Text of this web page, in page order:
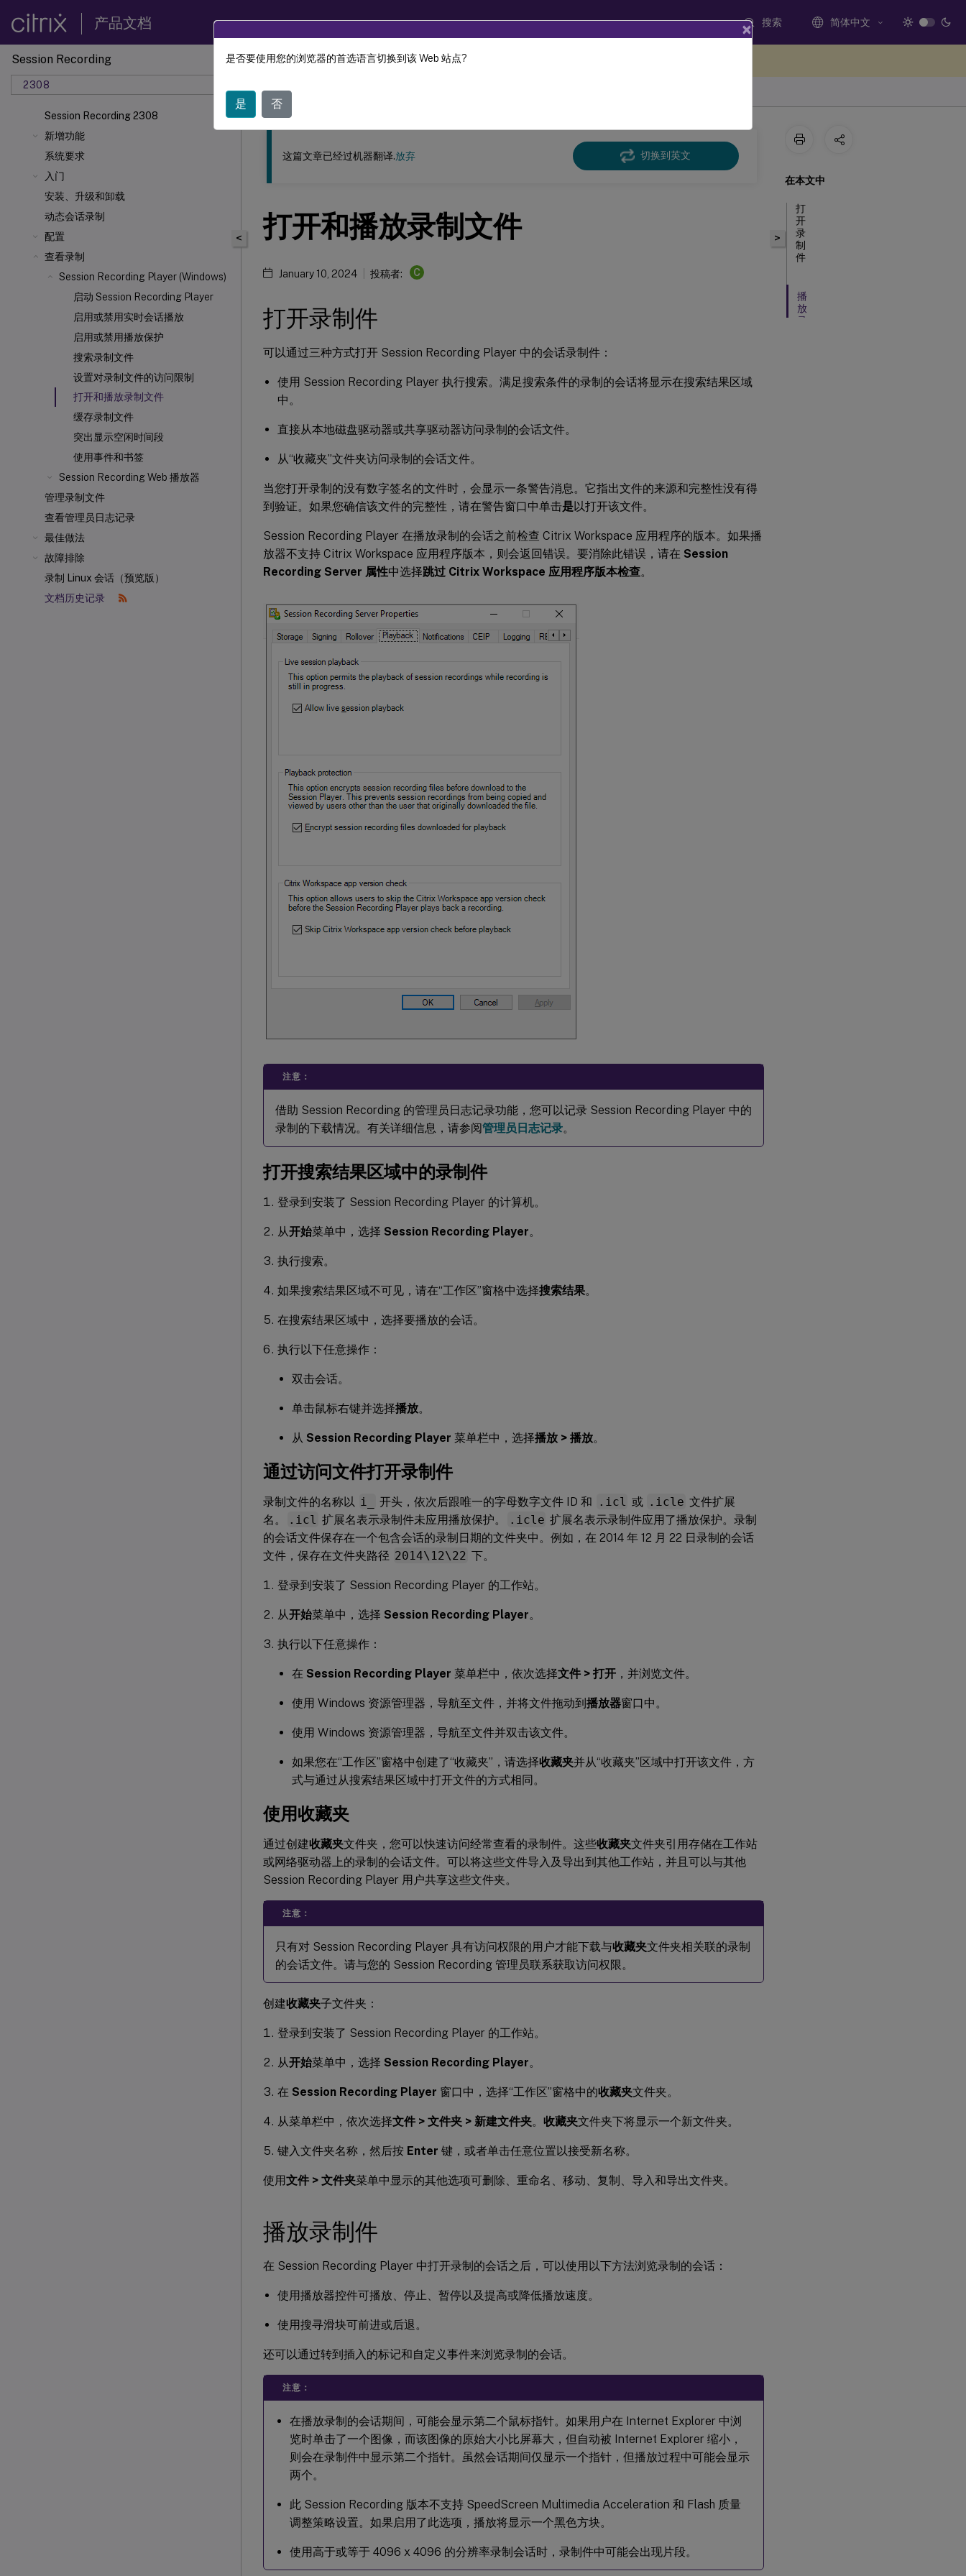
产品文档 搜索 简体中文
Session Recording
2308
Session Recording 2308
新增功能
系统要求
入门
安装、升级和卸载
动态会话录制
配置
查看录制
Session Recording Player (Windows)
启动 Session Recording Player
启用或禁用实时会话播放
启用或禁用播放保护
搜索录制文件
设置对录制文件的访问限制
打开和播放录制文件
缓存录制文件
突出显示空闲时间段
使用事件和书签
Session Recording Web 播放器
管理录制文件
查看管理员日志记录
最佳做法
故障排除
录制 Linux 会话（预览版）
文档历史记录
此内容已经过机器动态翻译。
<
这篇文章已经过机器翻译.放弃 切换到英文
打开和播放录制文件
January 10, 2024 投稿者: C
打开录制件
可以通过三种方式打开 Session Recording Player 中的会话录制件：
使用 Session Recording Player 执行搜索。满足搜索条件的录制的会话将显示在搜索结果区域
中。
直接从本地磁盘驱动器或共享驱动器访问录制的会话文件。
从“收藏夹”文件夹访问录制的会话文件。
当您打开录制的没有数字签名的文件时，会显示一条警告消息。它指出文件的来源和完整性没有得
到验证。如果您确信该文件的完整性，请在警告窗口中单击是以打开该文件。
Session Recording Player 在播放录制的会话之前检查 Citrix Workspace 应用程序的版本。如果播
放器不支持 Citrix Workspace 应用程序版本，则会返回错误。要消除此错误，请在 Session
Recording Server 属性中选择跳过 Citrix Workspace 应用程序版本检查。
注意：
借助 Session Recording 的管理员日志记录功能，您可以记录 Session Recording Player 中的
录制的下载情况。有关详细信息，请参阅管理员日志记录。
打开搜索结果区域中的录制件
登录到安装了 Session Recording Player 的计算机。
从开始菜单中，选择 Session Recording Player。
执行搜索。
如果搜索结果区域不可见，请在“工作区”窗格中选择搜索结果。
在搜索结果区域中，选择要播放的会话。
执行以下任意操作：
双击会话。
单击鼠标右键并选择播放。
从 Session Recording Player 菜单栏中，选择播放 > 播放。
通过访问文件打开录制件
录制文件的名称以 i_ 开头，依次后跟唯一的字母数字文件 ID 和 .icl 或 .icle 文件扩展
名。
.icl 扩展名表示录制件未应用播放保护。 .icle 扩展名表示录制件应用了播放保护。录制
的会话文件保存在一个包含会话的录制日期的文件夹中。例如，在 2014 年 12 月 22 日录制的会话
文件，保存在文件夹路径 2014\12\22 下。
登录到安装了 Session Recording Player 的工作站。
从开始菜单中，选择 Session Recording Player。
执行以下任意操作：
在 Session Recording Player 菜单栏中，依次选择文件 > 打开 ，并浏览文件。
使用 Windows 资源管理器，导航至文件，并将文件拖动到播放器窗口中。
使用 Windows 资源管理器，导航至文件并双击该文件。
如果您在“工作区”窗格中创建了“收藏夹”，请选择收藏夹并从“收藏夹”区域中打开该文件，方
式与通过从搜索结果区域中打开文件的方式相同。
使用收藏夹
通过创建收藏夹文件夹，您可以快速访问经常查看的录制件。这些收藏夹文件夹引用存储在工作站
或网络驱动器上的录制的会话文件。可以将这些文件导入及导出到其他工作站，并且可以与其他
Session Recording Player 用户共享这些文件夹。
注意：
只有对 Session Recording Player 具有访问权限的用户才能下载与收藏夹文件夹相关联的录制
的会话文件。请与您的 Session Recording 管理员联系获取访问权限。
创建收藏夹子文件夹：
登录到安装了 Session Recording Player 的工作站。
从开始菜单中，选择 Session Recording Player。
在 Session Recording Player 窗口中，选择“工作区”窗格中的收藏夹文件夹。
从菜单栏中，依次选择文件 > 文件夹 > 新建文件夹。 收藏夹文件夹下将显示一个新文件夹。
键入文件夹名称，然后按 Enter 键，或者单击任意位置以接受新名称。
使用文件 > 文件夹菜单中显示的其他选项可删除、重命名、移动、复制、导入和导出文件夹。
播放录制件
在 Session Recording Player 中打开录制的会话之后，可以使用以下方法浏览录制的会话：
使用播放器控件可播放、停止、暂停以及提高或降低播放速度。
使用搜寻滑块可前进或后退。
还可以通过转到插入的标记和自定义事件来浏览录制的会话。
注意：
在播放录制的会话期间，可能会显示第二个鼠标指针。如果用户在 Internet Explorer 中浏
览时单击了一个图像，而该图像的原始大小比屏幕大，但自动被 Internet Explorer 缩小，
则会在录制件中显示第二个指针。虽然会话期间仅显示一个指针，但播放过程中可能会显示
两个。
此 Session Recording 版本不支持 SpeedScreen Multimedia Acceleration 和 Flash 质量
调整策略设置。如果启用了此选项，播放将显示一个黑色方块。
使用高于或等于 4096 x 4096 的分辨率录制会话时，录制件中可能会出现片段。
>
在本文中
打
开
录
制
件
播
放
录
×
是否要使用您的浏览器的首选语言切换到该 Web 站点?
是 否